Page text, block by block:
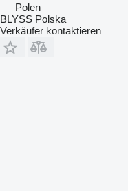
Polen
BLYSS Polska
Verkäufer kontaktieren